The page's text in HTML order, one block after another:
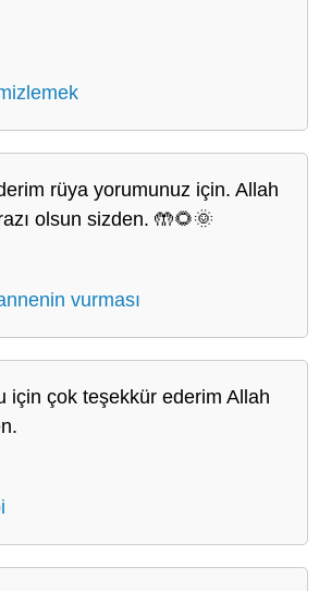
rüya yorumunuz için. Allah
olsun sizden. 🤲🌻🌞
vurması
için çok teşekkür ederim Allah